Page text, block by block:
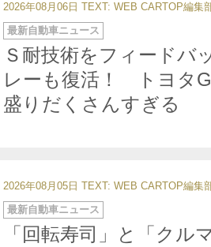
2026年08月06日 TEXT: WEB CARTOP編集
Ｓ耐技術をフィードバ
レーも復活！ トヨタ
盛りだくさんすぎる
カ
テ
ゴ
リ
ー
最新自動車ニュース
2026年08月05日 TEXT: WEB CARTOP編集
「回転寿司」と「クル
カ
テ最新自動車ニュース